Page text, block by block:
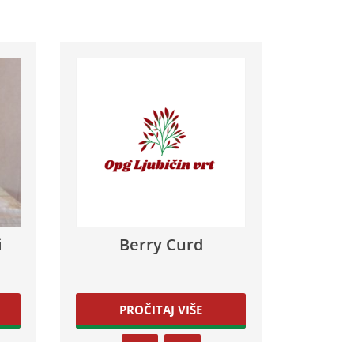
Berry Curd
PROČITAJ VIŠE